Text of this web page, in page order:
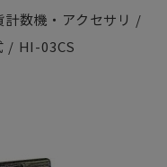
数機・アクセサリ
HI-03CS